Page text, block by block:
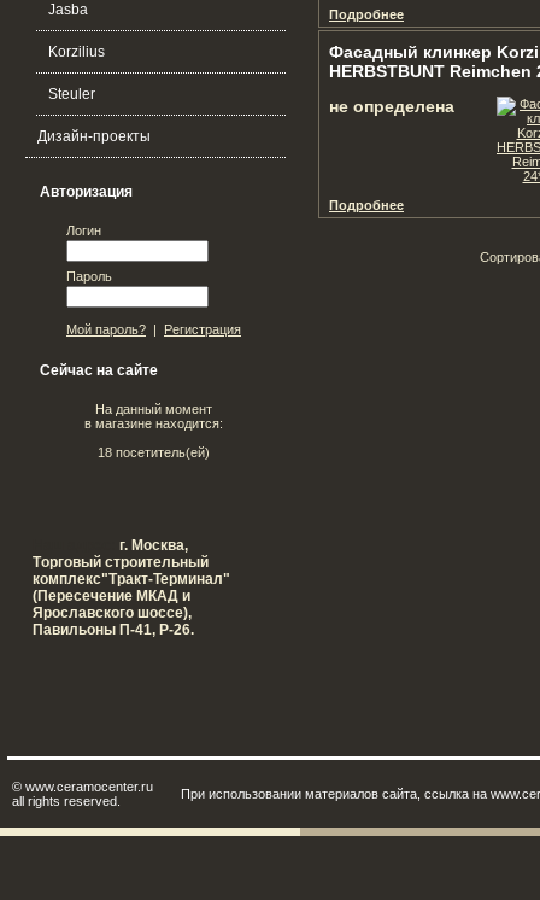
Jasba
Korzilius
Steuler
Дизайн-проекты
Авторизация
Логин
Пароль
Мой пароль? | Регистрация
Сейчас на сайте
На данный момент
в магазине находится:
18 посетитель(ей)
г. Москва,
Tорговый строительный
комплекс"Тракт-Терминал"
(Пересечение МКАД и
Ярославского шоссе),
Павильоны П-41, Р-26.
Подробнее
Фасадный клинкер
HERBSTBUNT Reimchen
не определена
Подробнее
© www.ceramocenter.ru
all rights reserved.
При использовании материалов сайта, ссылка на